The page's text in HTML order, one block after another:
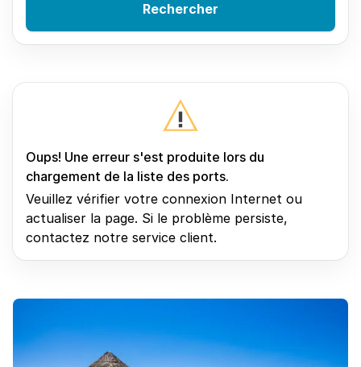
Rechercher
Oups! Une erreur s'est produite lors du
chargement de la liste des ports.
Veuillez vérifier votre connexion Internet ou
actualiser la page. Si le problème persiste,
contactez notre service client.